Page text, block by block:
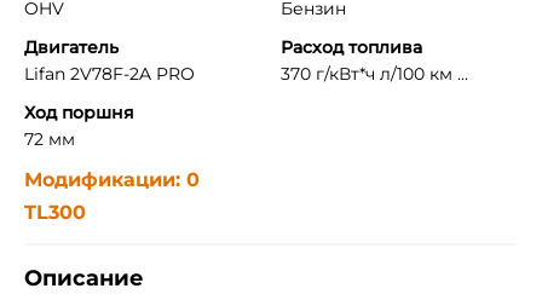
OHV
Бензин
Двигатель
Lifan 2V78F-2A PRO
Расход топлива
370 г/кВт*ч л/100 км ...
Ход поршня
72 мм
Модификации: 0
TL300
Описание